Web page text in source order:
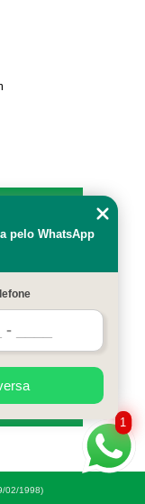
02/1998)
1
pelo WhatsApp